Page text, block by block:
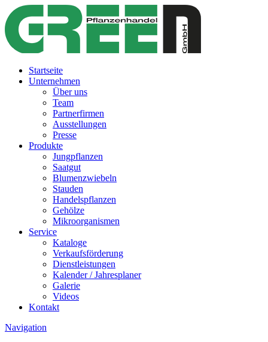
Startseite
Unternehmen
Über uns
Team
Partnerfirmen
Ausstellungen
Presse
Produkte
Jungpflanzen
Saatgut
Blumenzwiebeln
Stauden
Handelspflanzen
Gehölze
Mikroorganismen
Service
Kataloge
Verkaufsförderung
Dienstleistungen
Kalender / Jahresplaner
Galerie
Videos
Kontakt
Navigation